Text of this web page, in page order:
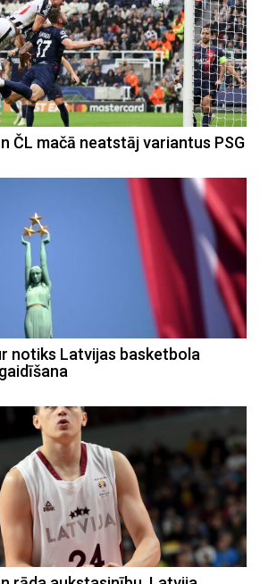
ČL mačā neatstāj variantus PSG
notiks Latvijas basketbola